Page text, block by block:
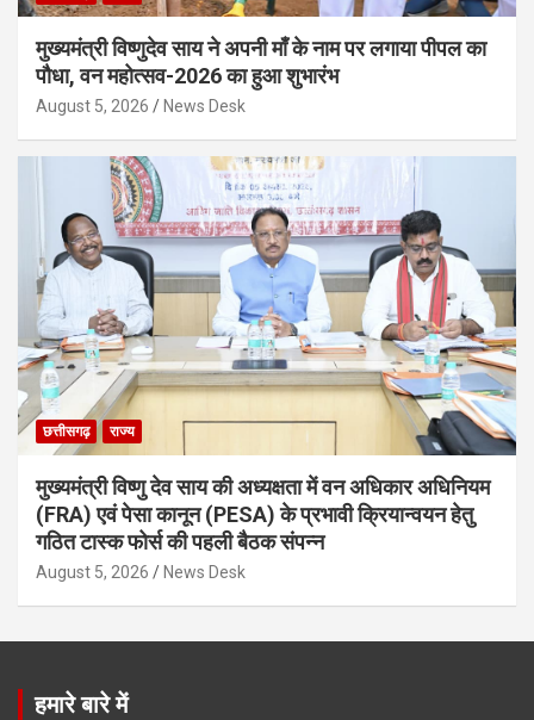
मुख्यमंत्री विष्णुदेव साय ने अपनी माँ के नाम पर लगाया पीपल का
पौधा, वन महोत्सव-2026 का हुआ शुभारंभ
August 5, 2026 News Desk
छत्तीसगढ़ राज्य
मुख्यमंत्री विष्णु देव साय की अध्यक्षता में वन अधिकार अधिनियम
(FRA) एवं पेसा कानून (PESA) के प्रभावी क्रियान्वयन हेतु
गठित टास्क फोर्स की पहली बैठक संपन्न
August 5, 2026 News Desk
हमारे बारे में